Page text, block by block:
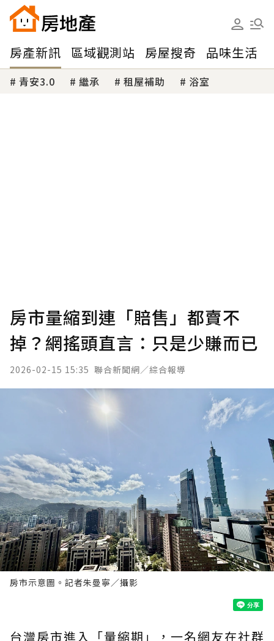
房產新訊 區域觀測站 房屋搜奇 品味生活
青安3.0 繼承 租屋補助 浴室
房市量縮到連「賠售」都賣不
掉？網搖頭直言：只是少賺而已
2026-02-15 15:35 聯合新聞網／綜合報導
房市示意圖。記者朱曼寧／攝影
台灣房市進入「量縮期」，一名網友在社群